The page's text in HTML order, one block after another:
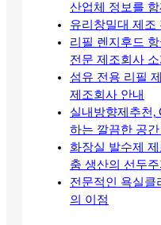
산업체 정보를 함
유리창밀대 제조
리필 렌지후드
전문 제조회사 소
섬유 전용 리필
제조회사 안내
실내방향제추천,
하는 깔끔한 공간
화장실 발수제
춤 생산의 선두
전문적인 욕실
의 이점